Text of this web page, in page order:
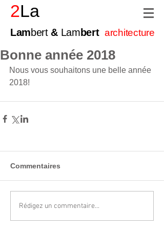
2La
Lambert& Lam bert architecture
Bonne année 2018
Nous vous souhaitons une belle année
2018!
Commentaires
Rédigez un commentaire...